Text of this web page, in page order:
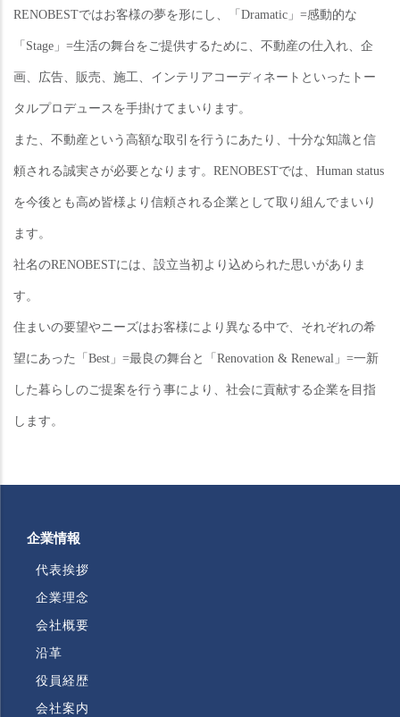
RENOBESTではお客様の夢を形にし、「Dramatic」=感動的な
「Stage」=生活の舞台をご提供するために、不動産の仕入れ、企
画、広告、販売、施工、インテリアコーディネートといったトー
タルプロデュースを手掛けてまいります。
また、不動産という高額な取引を行うにあたり、十分な知識と信
頼される誠実さが必要となります。RENOBESTでは、Human status
を今後とも高め皆様より信頼される企業として取り組んでまいり
ます。
社名のRENOBESTには、設立当初より込められた思いがありま
す。
住まいの要望やニーズはお客様により異なる中で、それぞれの希
望にあった「Best」=最良の舞台と「Renovation & Renewal」=一新
した暮らしのご提案を行う事により、社会に貢献する企業を目指
します。
企業情報
代表挨拶
企業理念
会社概要
沿革
役員経歴
会社案内